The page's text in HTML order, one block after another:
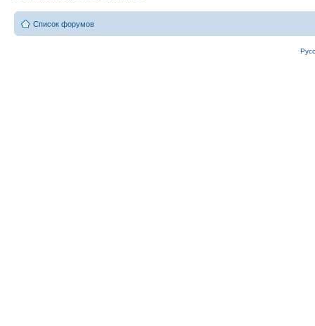
Список форумов